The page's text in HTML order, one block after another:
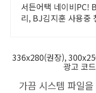
서든어택 네이비PC!
리, BJ김지훈 사용중
336x280(권장),
광고 코
가끔 시스템 파일